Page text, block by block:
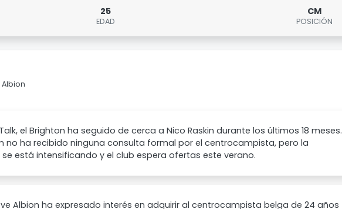
25
EDAD
CM
POSICIÓN
el Brighton ha seguido de cerca a Nico Raskin durante los últimos 18 meses.
no ha recibido ninguna consulta formal por el centrocampista, pero la
está intensificando y el club espera ofertas este verano.
Albion ha expresado interés en adquirir al centrocampista belga de 24 años